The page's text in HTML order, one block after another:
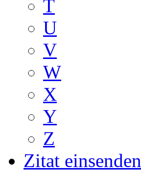
T
U
V
W
X
Y
Z
Zitat einsenden